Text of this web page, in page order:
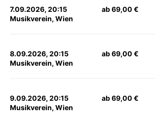
7.09.2026, 20:15
Musikverein, Wien
ab 69,00 €
8.09.2026, 20:15
Musikverein, Wien
ab 69,00 €
9.09.2026, 20:15
Musikverein, Wien
ab 69,00 €